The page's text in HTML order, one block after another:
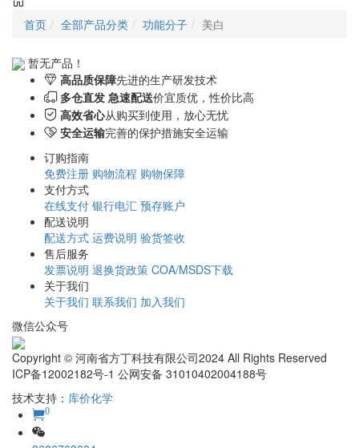
首页 全部产品分类 功能分子 美白
暂无产品！
高品质保障先进的生产研发技术
多仓直发 急速配送价宜质优，性价比高
高效省心从购买到使用，放心无忧
安全运输完善的保护措施安全运输
订购指南
免费注册 购物流程 购物保障
支付方式
在线支付 银行电汇 预存账户
配送说明
配送方式 运费说明 验货签收
售后服务
发票说明 退换货政策 COA/MSDS下载
关于我们
关于我们 联系我们 加入我们
微信公众号
Copyright © 河南省方丁科技有限公司2024 All Rights Reserved
ICP备12002182号-1 公网安备 31010402004188号
技术支持： 库价化学
0